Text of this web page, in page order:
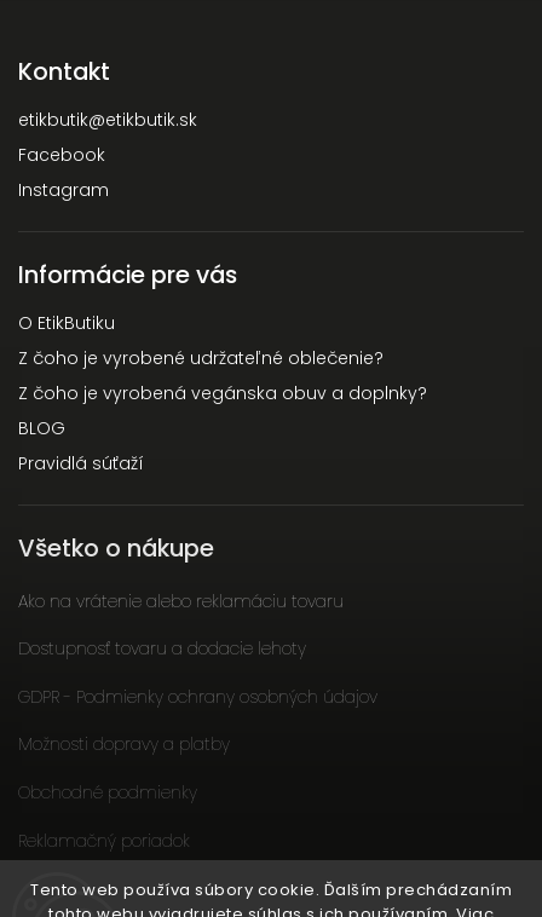
Tento web používa súbory cookie. Ďalším prechádzaním
Kontakt
etikbutik@etikbutik.sk
Facebook
Instagram
Informácie pre vás
O EtikButiku
Z čoho je vyrobené udržateľné oblečenie?
Z čoho je vyrobená vegánska obuv a doplnky?
BLOG
Pravidlá súťaží
Všetko o nákupe
Ako na vrátenie alebo reklamáciu tovaru
Dostupnosť tovaru a dodacie lehoty
GDPR - Podmienky ochrany osobných údajov
Možnosti dopravy a platby
Obchodné podmienky
Reklamačný poriadok
Slow fashion podporuje ženy